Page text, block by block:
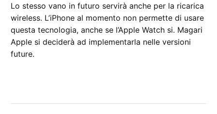
Lo stesso vano in futuro servirà anche per la ricarica
wireless. L’iPhone al momento non permette di usare
questa tecnologia, anche se l’Apple Watch si. Magari
Apple si deciderà ad implementarla nelle versioni
future.